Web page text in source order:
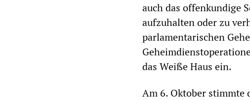
auch das offenkundige
aufzuhalten oder zu
parlamentarischen
das Weiße Haus ein.
Am 6. Oktober stimmte